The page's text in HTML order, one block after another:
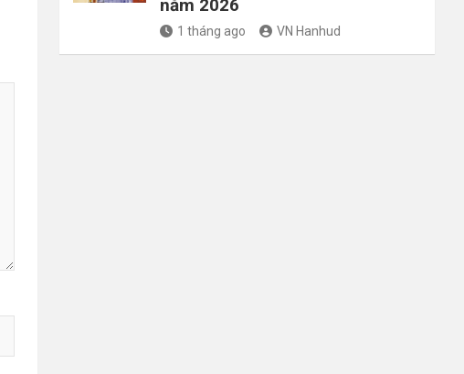
năm 2026
1 tháng ago VN Hanhud